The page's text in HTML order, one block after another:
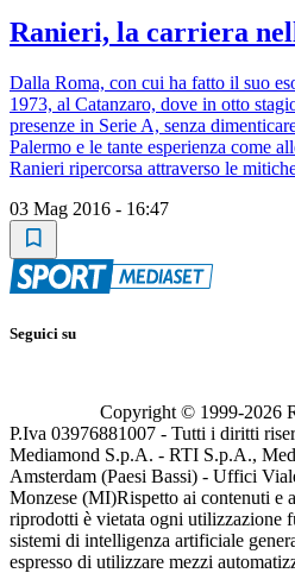
Ranieri, la carriera
Dalla Roma, con cui ha fatto il suo
1973, al Catanzaro, dove in otto
presenze in Serie A, senza
Palermo e le tante esperienza come
Ranieri ripercorsa attraverso le
03 Mag 2016 - 16:47
Seguici su
Copyright © 1999-2026
P.Iva 03976881007 - Tutti i diritti
Mediamond S.p.A. - RTI S.p.A.,
Amsterdam (Paesi Bassi) - Uffici
Monzese (MI)Rispetto ai contenuti e
riprodotti è vietata ogni utilizzazione
sistemi di intelligenza artificiale
espresso di utilizzare mezzi